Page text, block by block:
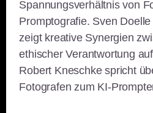
Spannungsverhältnis von
Promptografie. Sven
zeigt kreative Synergien
ethischer Verantwortung
Robert Kneschke spricht
Fotografen zum KI-